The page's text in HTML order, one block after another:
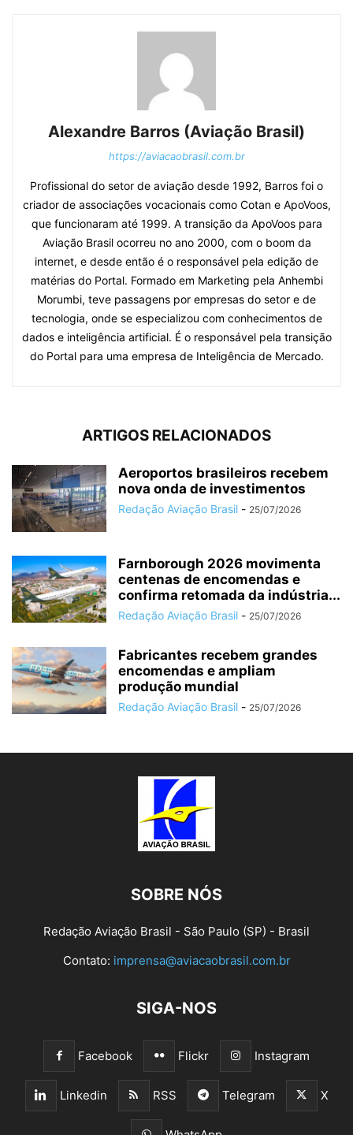
Alexandre Barros (Aviação Brasil)
https://aviacaobrasil.com.br
Profissional do setor de aviação desde 1992, Barros foi o
criador de associações vocacionais como Cotan e ApoVoos,
que funcionaram até 1999. A transição da ApoVoos para
Aviação Brasil ocorreu no ano 2000, com o boom da
internet, e desde então é o responsável pela edição de
matérias do Portal. Formado em Marketing pela Anhembi
Morumbi, teve passagens por empresas do setor e de
tecnologia, onde se especializou com conhecimentos de
dados e inteligência artificial. É o responsável pela transição
do Portal para uma empresa de Inteligência de Mercado.
ARTIGOS RELACIONADOS
Aeroportos brasileiros recebem
nova onda de investimentos
Redação Aviação Brasil - 25/07/2026
Farnborough 2026 movimenta
centenas de encomendas e
confirma retomada da indústria...
Redação Aviação Brasil - 25/07/2026
Fabricantes recebem grandes
encomendas e ampliam
produção mundial
Redação Aviação Brasil - 25/07/2026
SOBRE NÓS
Redação Aviação Brasil - São Paulo (SP) - Brasil
Contato: imprensa@aviacaobrasil.com.br
SIGA-NOS
Facebook Flickr Instagram
Linkedin RSS Telegram X